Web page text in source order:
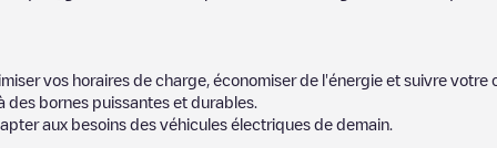
vos horaires de charge, économiser de l'énergie et suivre votre
bornes puissantes et durables.
aux besoins des véhicules électriques de demain.